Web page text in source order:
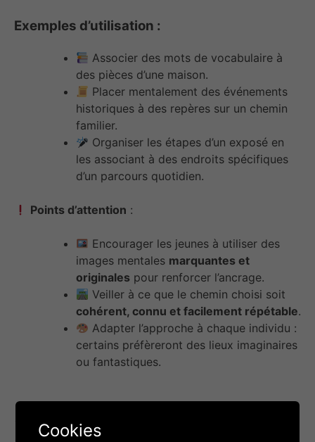
Exemples d’utilisation :
Associer des mots de vocabulaire à
des pièces d’une maison.
Placer mentalement des événements
historiques à des repères sur un chemin
familier.
Organiser les étapes d’un exposé en
les associant à des endroits spécifiques
d’un parcours quotidien.
Points d’attention :
Encourager les jeunes à utiliser des
images mentales marquantes et
originales pour renforcer l’ancrage.
Veiller à ce que le chemin choisi soit
cohérent, connu et facilement répétable.
Adapter l’approche à chaque individu :
certains préfèreront des lieux imaginaires
ou fantastiques.
Liens utiles
Cookies